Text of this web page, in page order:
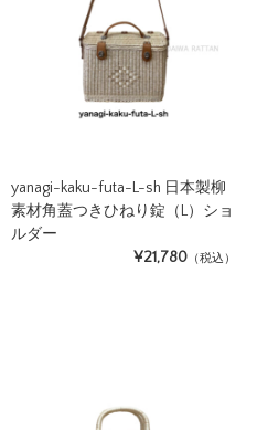
yanagi-kaku-futa-L-sh 日本製柳
素材角蓋つきひねり錠（L）ショ
ルダー
¥21,780 （税込）